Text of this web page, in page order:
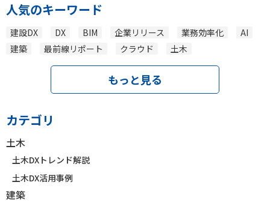
人気のキーワード
建設DX DX BIM 企業リリース 業務効率化
AI
建築
最前線リポート クラウド 土木
もっと見る
カテゴリ
土木
土木DXトレンド解説
土木DX活用事例
建築